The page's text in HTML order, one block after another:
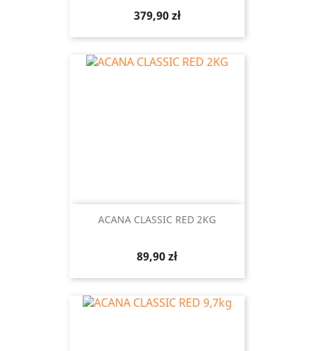
Cena
379,90 zł
ACANA CLASSIC RED 2KG
Cena
89,90 zł